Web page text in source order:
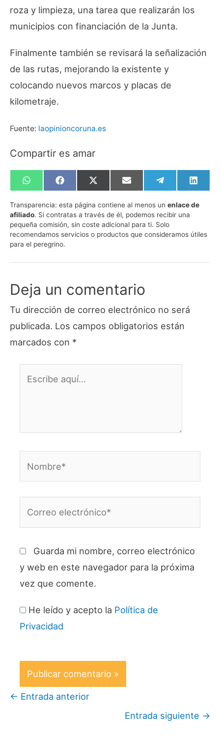
roza y limpieza, una tarea que realizarán los
municipios con financiación de la Junta.
Finalmente también se revisará la señalización
de las rutas, mejorando la existente y
colocando nuevos marcos y placas de
kilometraje.
Fuente: laopinioncoruna.es
Compartir es amar
Compartir
en
WhatsApp
Compartir
en
Facebook
Compartir
en
X
(Twitter)
Compartir
en
Email
Compartir
en
Telegram
en
Transparencia: esta página contiene al menos un enlace de
afiliado. Si contratas a través de él, podemos recibir una
pequeña comisión, sin coste adicional para ti. Solo
recomendamos servicios o productos que consideramos útiles
para el peregrino.
Deja un comentario
Tu dirección de correo electrónico no será
publicada. Los campos obligatorios están
marcados con *
Guarda mi nombre, correo electrónico
y web en este navegador para la próxima
vez que comente.
He leído y acepto la Política de
Privacidad
← Entrada anterior
Entrada siguiente →